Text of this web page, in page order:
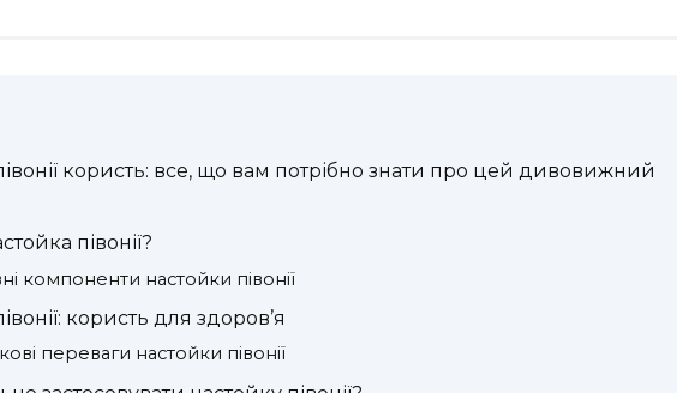
користь: все, що вам потрібно знати про цей дивовижний
півонії?
компоненти настойки півонії
користь для здоров’я
переваги настойки півонії